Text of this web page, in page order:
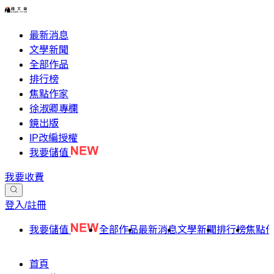
最新消息
文學新聞
全部作品
排行榜
焦點作家
徐淑卿專欄
鏡出版
IP改編授權
我要儲值
我要收費
登入/註冊
我要儲值 全部作品最新消息文學新聞排行榜焦點
首頁